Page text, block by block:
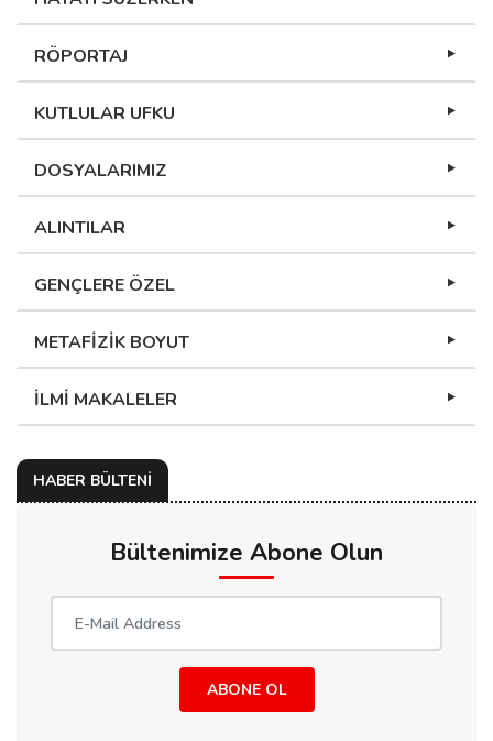
RÖPORTAJ
KUTLULAR UFKU
DOSYALARIMIZ
ALINTILAR
GENÇLERE ÖZEL
METAFİZİK BOYUT
İLMİ MAKALELER
HABER BÜLTENİ
Bültenimize Abone Olun
ABONE OL